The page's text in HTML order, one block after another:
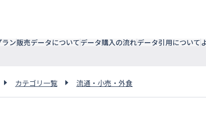
ン販売データについてデータ購入の流れデータ引用について
カテゴリ一覧 流通・小売・外食